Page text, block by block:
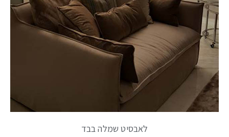
לאבסיט שמלה בבד